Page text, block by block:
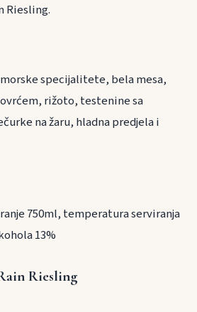
Riesling.
specijalitete, bela mesa,
rižoto, testenine sa
na žaru, hladna predjela i
750ml, temperatura serviranja
13%
Riesling